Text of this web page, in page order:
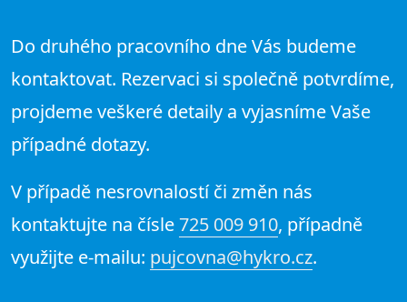
Do druhého pracovního dne Vás budeme
kontaktovat. Rezervaci si společně potvrdíme,
projdeme veškeré detaily a vyjasníme Vaše
případné dotazy.
V případě nesrovnalostí či změn nás
kontaktujte na čísle725 009 910, případně
využijte e-mailu: pujcovna@hykro.cz.